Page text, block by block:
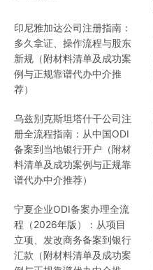
印尼雅加达公司注册指南：
多久拿证、操作流程与股东
新规（附材料清单及成功案
例与正规靠谱代办中介推
荐）
乌兹别克斯坦塔什干公司注
册全流程指南：从中国ODI
备案到当地银行开户（附材
料清单及成功案例与正规靠
谱代办中介推荐）
宁夏企业ODI备案办理全流
程（2026年版）：从项目
立项、发改商务备案到银行
汇款（附材料清单及成功案